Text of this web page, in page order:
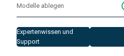
Modelle ablegen
Expertenwissen und
Support